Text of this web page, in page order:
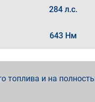
284 л.с.
643 Нм
топлива и на